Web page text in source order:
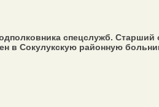
спецслужб.
в Сокулукскую районную